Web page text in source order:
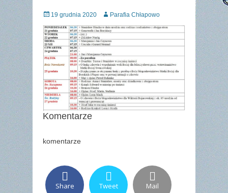
Posted
on
19 grudnia 2020 AuthorParafia Chłapowo
Komentarze
komentarze
Share Tweet Mail